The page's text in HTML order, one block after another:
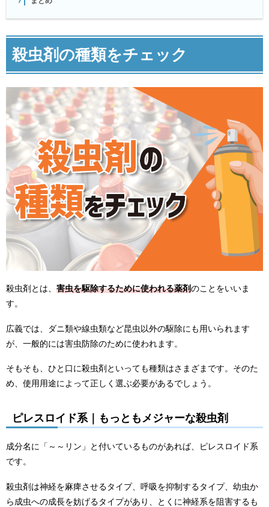
殺虫剤の種類をチェック
殺虫剤とは、 害虫を駆除するために使われる薬剤のことをいいま
す。
広義では、ダニ類や線虫類など昆虫以外の駆除にも用いられます
が、一般的には害虫防除のために使われます。
そもそも、ひと口に殺虫剤といっても種類はさまざまです。そのた
め、使用用途によって正しく選ぶ必要があるでしょう。
ピレスロイド系｜もっともメジャーな殺虫剤
成分名に「～～リン」と付いているものがあれば、ピレスロイド系
です。
殺虫剤は神経を麻痺させるタイプ、呼吸を抑制するタイプ、幼虫か
ら成虫への成長を妨げるタイプがあり、とくに神経系を阻害するも